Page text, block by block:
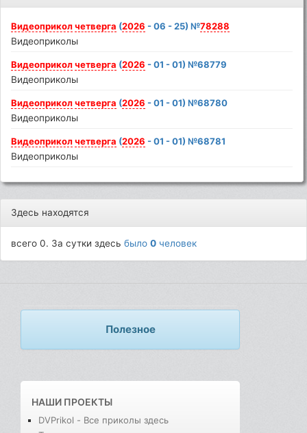
Видеоприкол четверга (2026 - 06 - 25) №78288
Видеоприколы
Видеоприкол четверга (2026 - 01 - 01) №68779
Видеоприколы
Видеоприкол четверга (2026 - 01 - 01) №68780
Видеоприколы
Видеоприкол четверга (2026 - 01 - 01) №68781
Видеоприколы
Здесь находятся
всего 0. За сутки здесьбыло0 человек
Полезное
НАШИ ПРОЕКТЫ
DVPrikol - Все приколы здесь